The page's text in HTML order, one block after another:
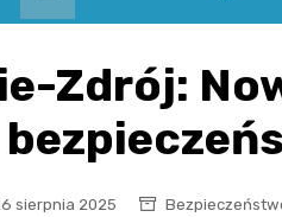
Zdrój:
sierpnia 2025